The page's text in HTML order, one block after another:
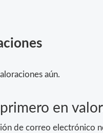
aún.
en
de correo electrónico